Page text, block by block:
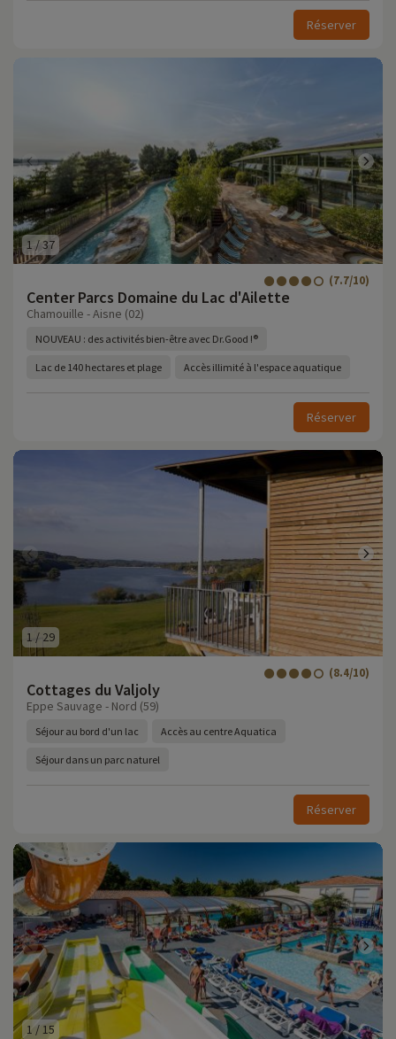
Réserver
1 /37
Center Parcs Domaine du Lac d'Ailette
(7.7/10)
Chamouille - Aisne (02)
NOUVEAU : des activités bien-être avec Dr.Good !®
Lac de 140 hectares et plage Accès illimité à l'espace aquatique
Réserver
1 / 29
Cottages du Valjoly
(8.4/10)
Eppe Sauvage - Nord (59)
Séjour au bord d'un lac Accès au centre Aquatica
Séjour dans un parc naturel
Réserver
1/15